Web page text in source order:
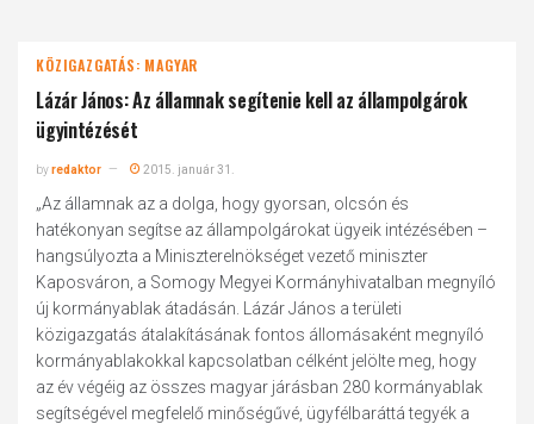
KÖZIGAZGATÁS: MAGYAR
Lázár János: Az államnak segítenie kell az állampolgárok
ügyintézését
byredaktor 2015. január 31.
„Az államnak az a dolga, hogy gyorsan, olcsón és
hatékonyan segítse az állampolgárokat ügyeik intézésében –
hangsúlyozta a Miniszterelnökséget vezető miniszter
Kaposváron, a Somogy Megyei Kormányhivatalban megnyíló
új kormányablak átadásán. Lázár János a területi
közigazgatás átalakításának fontos állomásaként megnyíló
kormányablakokkal kapcsolatban célként jelölte meg, hogy
az év végéig az összes magyar járásban 280 kormányablak
segítségével megfelelő minőségűvé, ügyfélbaráttá tegyék a